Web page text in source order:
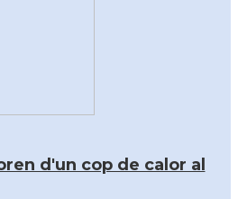
d'un cop de calor al